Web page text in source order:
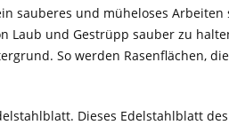
sauberes und müheloses Arbeiten
Laub und Gestrüpp sauber zu
So werden Rasenflächen,
Dieses Edelstahlblatt